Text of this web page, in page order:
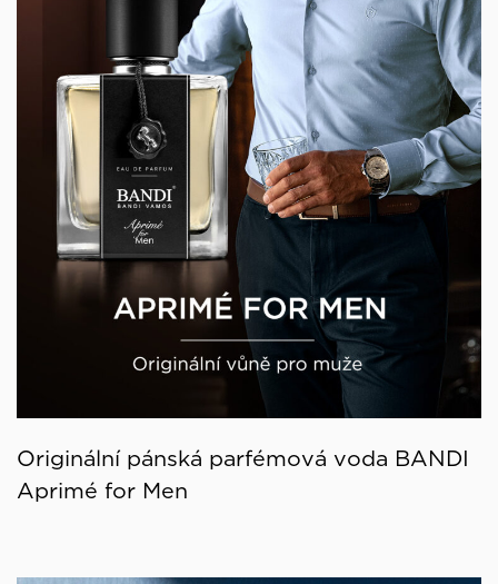
Originální pánská parfémová voda BANDI
Aprimé for Men